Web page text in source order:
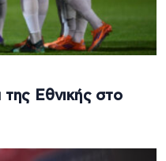
Εθνικής στο